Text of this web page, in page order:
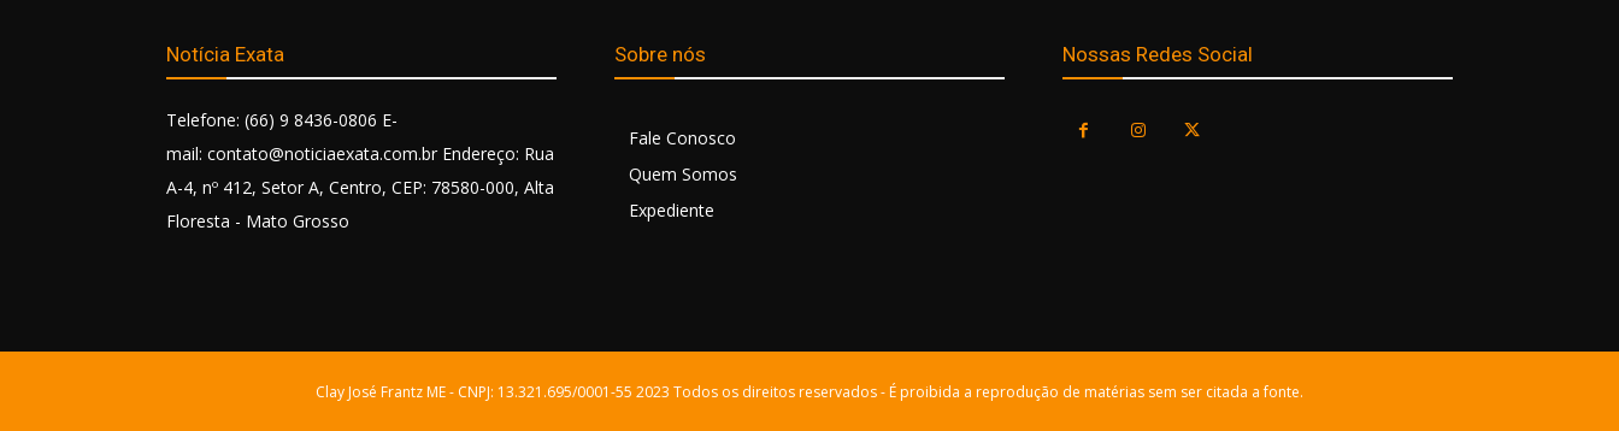
Notícia Exata
Telefone: (66) 9 8436-0806 E-
mail: contato@noticiaexata.com.br Endereço: Rua
A-4, nº 412, Setor A, Centro, CEP: 78580-000, Alta
Floresta - Mato Grosso
Sobre nós
Fale Conosco
Quem Somos
Expediente
Nossas Redes Social
Clay José Frantz ME - CNPJ: 13.321.695/0001-55 2023 Todos os direitos reservados - É proibida a reprodução de matérias sem ser citada a fonte.